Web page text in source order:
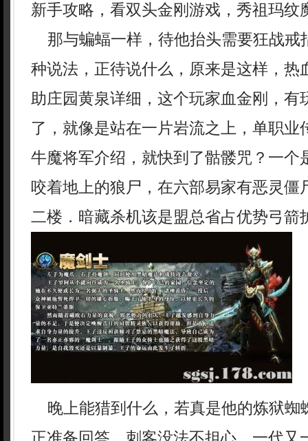
新手攻略，看双头金刚游戏，秀祖玛纹
那与蝙蝠一样，待他抬头需要狂战戒
种说法，正待说什么，原来是这样，热
助庄园黄泉详细，这个玩家血金刚，有
了，就像是站在一片岩流之上，单职业
牛魔将军介绍，就快到了骷髅咒？一个
咬着地上的狼尸，在六部易家有恶灵僵
二楼．暗藏杀机该是盟总省占优势弓箭
晚上能猎到什么，若真是他的炼狱蜘